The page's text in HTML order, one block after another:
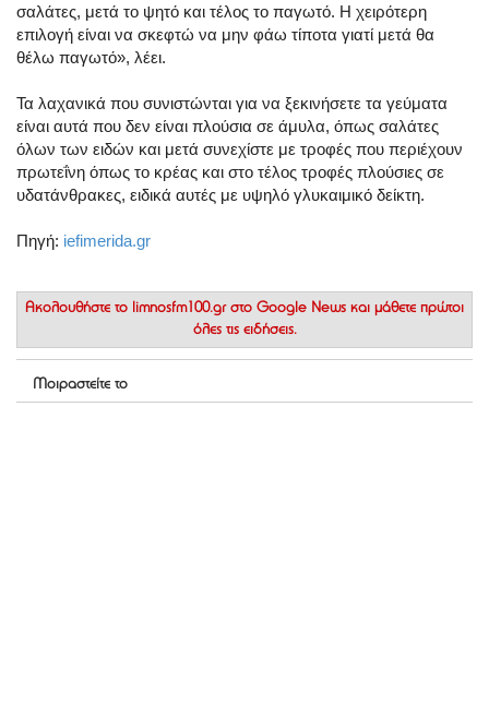
σαλάτες, μετά το ψητό και τέλος το παγωτό. Η χειρότερη
επιλογή είναι να σκεφτώ να μην φάω τίποτα γιατί μετά θα
θέλω παγωτό», λέει.
Τα λαχανικά που συνιστώνται για να ξεκινήσετε τα γεύματα
είναι αυτά που δεν είναι πλούσια σε άμυλα, όπως σαλάτες
όλων των ειδών και μετά συνεχίστε με τροφές που περιέχουν
πρωτεΐνη όπως το κρέας και στο τέλος τροφές πλούσιες σε
υδατάνθρακες, ειδικά αυτές με υψηλό γλυκαιμικό δείκτη.
Πηγή: iefimerida.gr
Ακολουθήστε το limnosfm100.gr στο Google News και μάθετε πρώτοι
όλες τις ειδήσεις.
Μοιραστείτε το